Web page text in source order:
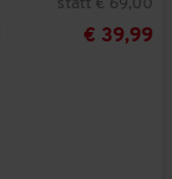
statt € 69,00
€ 39,99